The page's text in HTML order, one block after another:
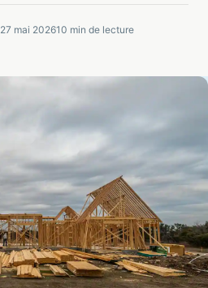
27 mai 202610 min de lecture